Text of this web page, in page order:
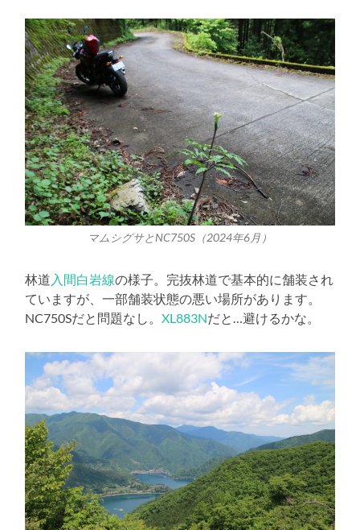
マムシグサとNC750S（2024年6月）
林道 入間白岩線の様子。完抜林道で基本的に舗装され
ていますが、一部舗装状態の悪い場所があります。
NC750Sだと問題なし。XL883Nだと…避けるかな。